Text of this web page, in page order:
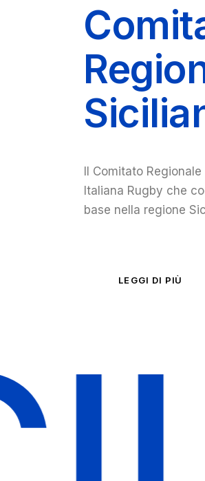
Il Comitato Regionale
Italiana Rugby che
base nella regione
LEGGI DI PIÙ